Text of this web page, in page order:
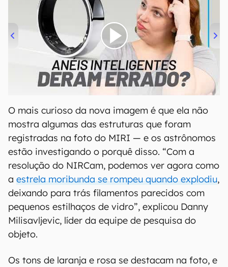
00:00/21:11
O mais curioso da nova imagem é que ela não
mostra algumas das estruturas que foram
registradas na foto do MIRI — e os astrônomos
estão investigando o porquê disso. “Com a
resolução do NIRCam, podemos ver agora como
a estrela moribunda se rompeu quando explodiu,
deixando para trás filamentos parecidos com
pequenos estilhaços de vidro”, explicou Danny
Milisavljevic, líder da equipe de pesquisa do
objeto.
Os tons de laranja e rosa se destacam na foto, e